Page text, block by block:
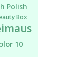
Polish
Box
10